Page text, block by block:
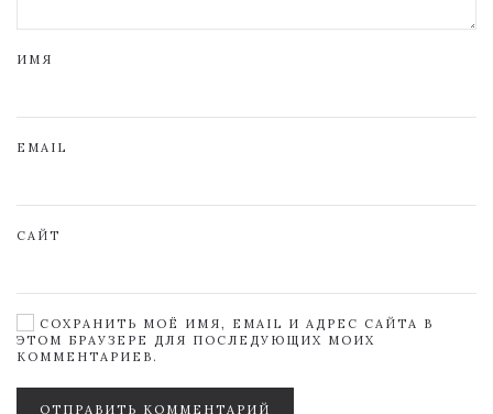
ИМЯ
EMAIL
САЙТ
СОХРАНИТЬ МОЁ ИМЯ, EMAIL И АДРЕС САЙТА В
ЭТОМ БРАУЗЕРЕ ДЛЯ ПОСЛЕДУЮЩИХ МОИХ
КОММЕНТАРИЕВ.
ОТПРАВИТЬ КОММЕНТАРИЙ